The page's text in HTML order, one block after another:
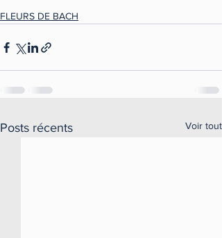
FLEURS DE BACH
Posts récents Voir tout